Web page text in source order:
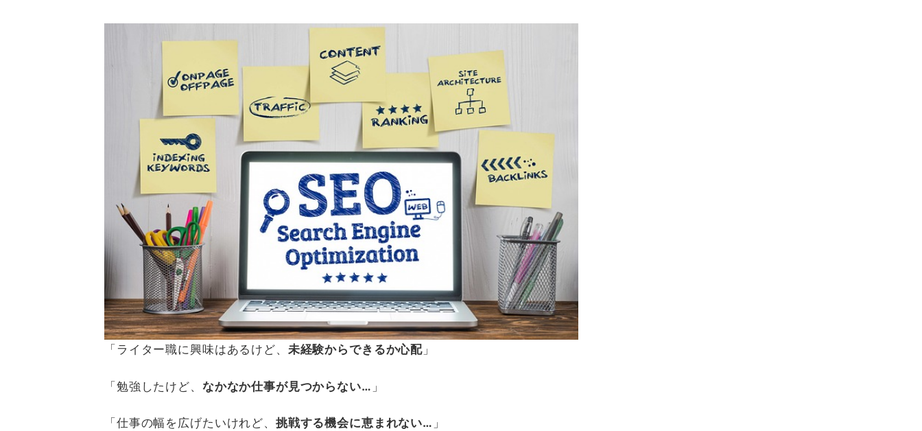
「ライター職に興味はあるけど、 未経験からできるか心配 」
「勉強したけど、 なかなか仕事が見つからない… 」
「仕事の幅を広げたいけれど、 挑戦する機会に恵まれない… 」